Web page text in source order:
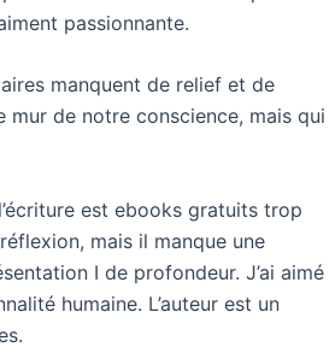
passionnante.
manquent de relief et de
mur de notre conscience, mais qui
est ebooks gratuits trop
mais il manque une
I de profondeur. J’ai aimé
humaine. L’auteur est un